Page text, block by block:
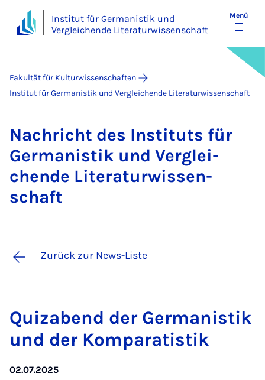
Institut für Germanistik und
Vergleichende Literaturwissenschaft
Menü
Fakultät für Kulturwissenschaften
Institut für Germanistik und Vergleichende Literaturwissenschaft
Nach­richt des In­sti­tuts für
Ger­ma­nis­tik und Ver­glei­
chen­de Li­te­ra­tur­wis­sen­
schaft
Zurück zur News-Liste
Qui­z­abend der Ger­ma­nis­tik
und der Kom­pa­ra­tis­tik
02.07.2025